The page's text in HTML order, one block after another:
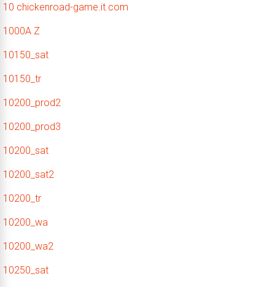
10 chickenroad-game.it.com
1000A Z
10150_sat
10150_tr
10200_prod2
10200_prod3
10200_sat
10200_sat2
10200_tr
10200_wa
10200_wa2
10250_sat